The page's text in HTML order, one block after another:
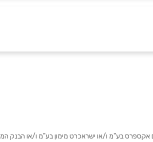
בע"מ ו/או ישראכרט מימון בע"מ ו/או הבנק